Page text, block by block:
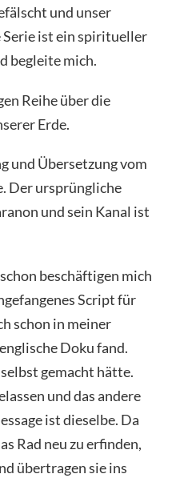
und unser
ist ein spiritueller
begleite mich.
Reihe über die
Erde.
und Übersetzung vom
Der ursprüngliche
und sein Kanal ist
beschäftigen mich
Script für
schon in meiner
Doku fand.
gemacht hätte.
und das andere
ist dieselbe. Da
Rad neu zu erfinden,
übertragen sie ins